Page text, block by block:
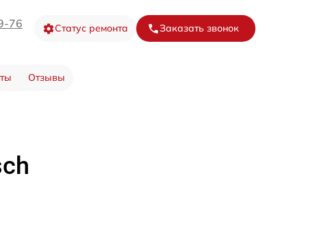
76 Статус ремонта Заказать звонок
Отзывы